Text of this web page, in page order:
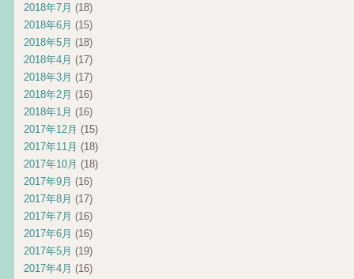
2018年7月 (18)
2018年6月 (15)
2018年5月 (18)
2018年4月 (17)
2018年3月 (17)
2018年2月 (16)
2018年1月 (16)
2017年12月 (15)
2017年11月 (18)
2017年10月 (18)
2017年9月 (16)
2017年8月 (17)
2017年7月 (16)
2017年6月 (16)
2017年5月 (19)
2017年4月 (16)